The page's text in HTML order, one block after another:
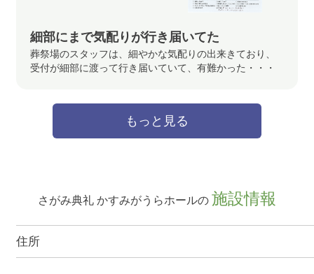
細部にまで気配りが行き届いてた
葬祭場のスタッフは、細やかな気配りの出来きており、
受付が細部に渡って行き届いていて、有難かった・・・
もっと見る
さがみ典礼 かすみがうらホールの 施設情報
住所